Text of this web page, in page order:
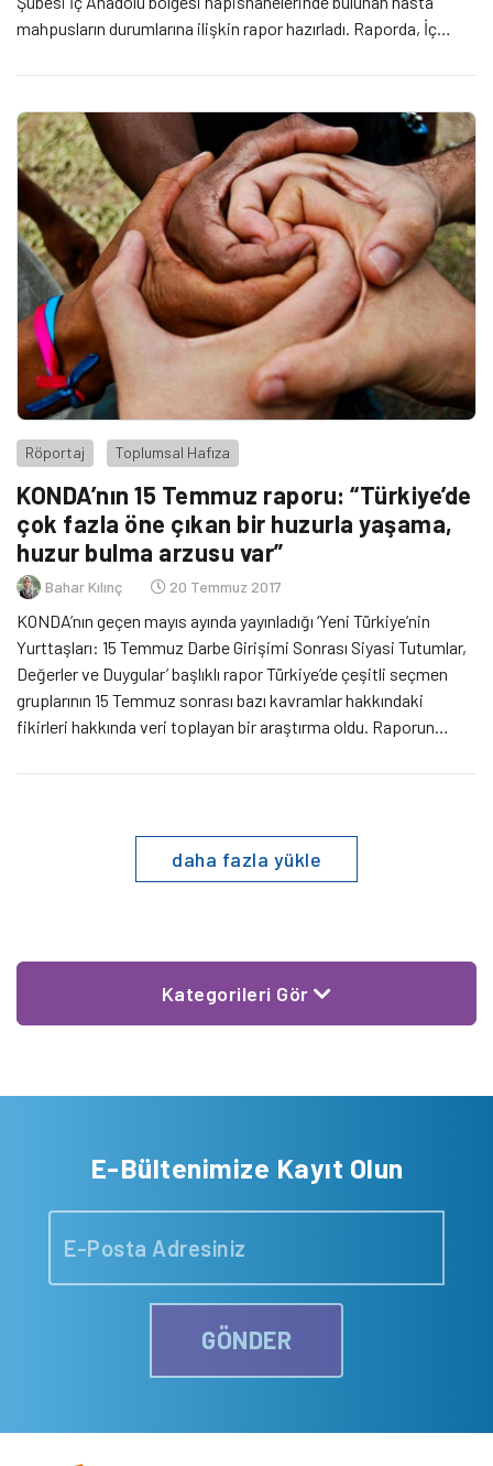
mahpusların durumlarına ilişkin rapor hazırladı. Raporda, İç
tutuklunun sağlık durumları, sorunları ve cezaevi koşullarına
ilişkin bilgilendirmede bulunuldu. Hapishanelerdeki mahpusların
[…]
Röportaj Toplumsal Hafıza
KONDA’nın 15 Temmuz raporu: “Türkiye’de
çok fazla öne çıkan bir huzurla yaşama,
huzur bulma arzusu var”
Bahar Kılınç 20 Temmuz 2017
KONDA’nın geçen mayıs ayında yayınladığı ‘Yeni Türkiye’nin
Yurttaşları: 15 Temmuz Darbe Girişimi Sonrası Siyasi Tutumlar,
Değerler ve Duygular’ başlıklı rapor Türkiye’de çeşitli seçmen
gruplarının 15 Temmuz sonrası bazı kavramlar hakkındaki
fikirleri hakkında veri toplayan bir araştırma oldu. Raporun
Çelik Sivil Sayfalar için raporu değerlendirdi.
daha fazla yükle
Kategorileri Gör
E-Bültenimize Kayıt Olun
GÖNDER